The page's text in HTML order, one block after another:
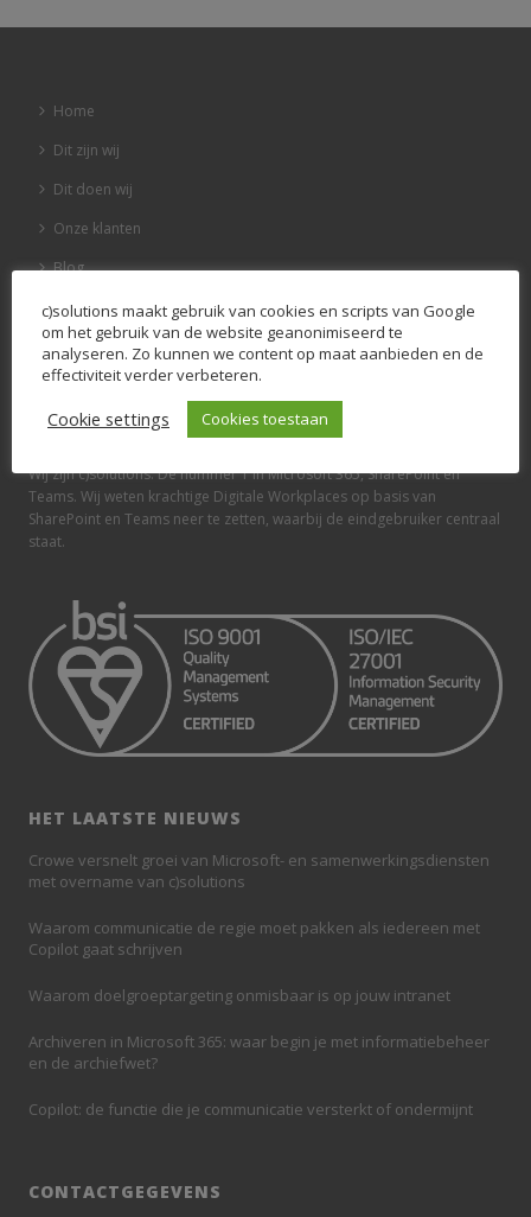
Home
Dit zijn wij
Dit doen wij
Onze klanten
Blog
Vacatures
Contact
OVER C)SOLUTIONS
Wij zijn c)solutions. Dé nummer 1 in Microsoft 365, SharePoint en
Teams. Wij weten krachtige Digitale Workplaces op basis van
SharePoint en Teams neer te zetten, waarbij de eindgebruiker centraal
staat.
HET LAATSTE NIEUWS
Crowe versnelt groei van Microsoft- en samenwerkingsdiensten
met overname van c)solutions
Waarom communicatie de regie moet pakken als iedereen met
Copilot gaat schrijven
Waarom doelgroeptargeting onmisbaar is op jouw intranet
Archiveren in Microsoft 365: waar begin je met informatiebeheer
en de archiefwet?
Copilot: de functie die je communicatie versterkt of ondermijnt
CONTACTGEGEVENS
c)solutions maakt gebruik van cookies en scripts van Google
om het gebruik van de website geanonimiseerd te
analyseren. Zo kunnen we content op maat aanbieden en de
effectiviteit verder verbeteren.
Cookie settings Cookies toestaan